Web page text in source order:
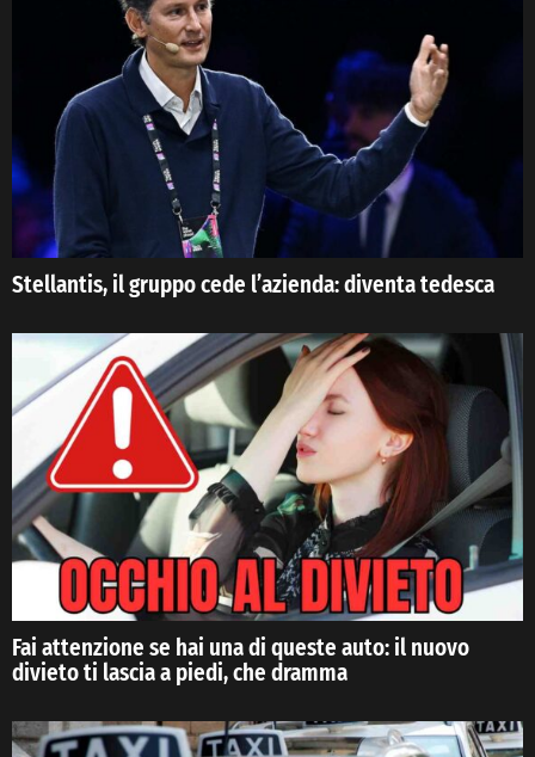
Stellantis, il gruppo cede l’azienda: diventa tedesca
Fai attenzione se hai una di queste auto: il nuovo
divieto ti lascia a piedi, che dramma